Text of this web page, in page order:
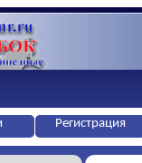
Регистрация